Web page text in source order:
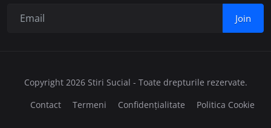
Join
Copyright 2026 Stiri Sucial - Toate drepturile rezervate.
Contact
Termeni Confidențialitate Politica Cookie